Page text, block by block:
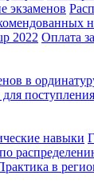
экзаменов
2022 Оплата
в
навыки
в